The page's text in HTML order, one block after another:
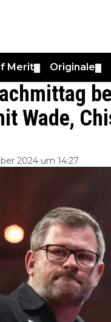
Merit Originale
Wade,
2024 um 14:27